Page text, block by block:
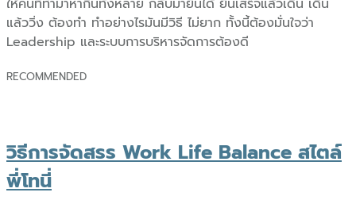
ให้คนที่ทำมาหากินทั้งหลาย กลับมายืนได้ ยืนเสร็จแล้วเดิน เดิน
แล้ววิ่ง ต้องทำ ทำอย่างไรมันมีวิธี ไม่ยาก ทั้งนี้ต้องมั่นใจว่า
Leadership และระบบการบริหารจัดการต้องดี
RECOMMENDED
วิธีการจัดสรร Work Life Balance สไตล์
พี่โทนี่